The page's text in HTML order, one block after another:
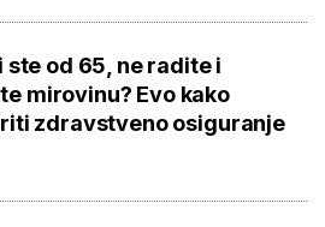
ste od 65, ne radite i
mirovinu? Evo kako
zdravstveno osiguranje